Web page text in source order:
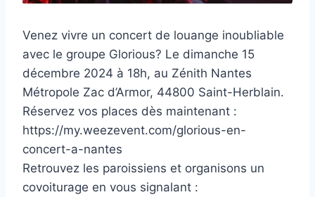
Venez vivre un concert de louange inoubliable
avec le groupe Glorious? Le dimanche 15
décembre 2024 à 18h, au Zénith Nantes
Métropole Zac d’Armor, 44800 Saint-Herblain.
Réservez vos places dès maintenant :
https://my.weezevent.com/glorious-en-
concert-a-nantes
Retrouvez les paroissiens et organisons un
covoiturage en vous signalant :